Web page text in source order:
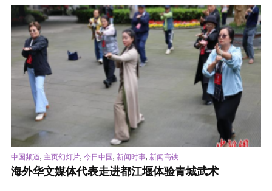
中国频道, 主页幻灯片, 今日中国, 新闻时事, 新闻高铁
海外华文媒体代表走进都江堰体验青城武术